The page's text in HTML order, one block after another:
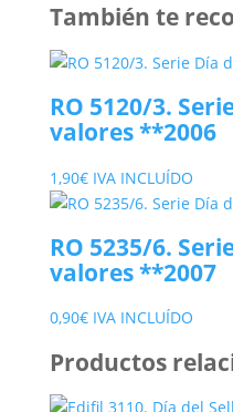
También te
RO 5120/3.
valores **2006
1,90€ IVA INCLUÍDO
RO 5235/6.
valores **2007
0,90€ IVA INCLUÍDO
Productos